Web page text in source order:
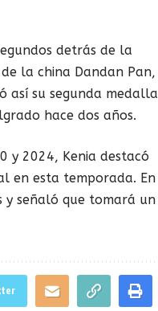
detrás de la
la china Dandan Pan,
así su segunda medalla
hace dos años.
y 2024, Kenia destacó
en esta temporada. En
y señaló que tomará un